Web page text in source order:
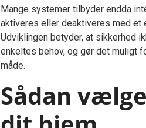
Mange systemer tilbyder endda
aktiveres eller deaktiveres med et
Udviklingen betyder, at sikkerhed
enkeltes behov, og gør det muligt
måde.
Sådan